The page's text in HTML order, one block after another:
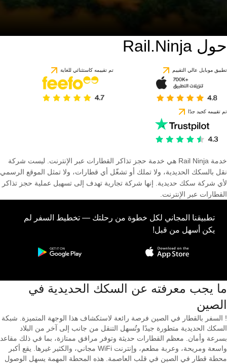
حول Rail.Ninja
تطبيق موبايل عالي التقييم تم تقييمه كاستثنائي للغاية
تم تقييمه كجيد جدًا
خدمة Rail Ninja هي خدمة حجز تذاكر القطارات عبر الإنترنت. ليست شركة
نقل بالسكك الحديدية، ولا تملك أو تشغّل أي قطارات، ولا تمثل الموقع الرسمي
لأي شركة سكك حديدية. إنها شركة تجارية تهدف إلى تسهيل عملية حجز تذاكر
القطارات عبر الإنترنت.
تطبيقنا المجاني لكل خطوة من رحلتك — تخطيط السفر لم
يكن أسهل من قبل!
ما يجب معرفته عن السكك الحديدية في
الصين
! السفر بالقطار في الصين فرصة رائعة لاستكشاف هذا الوجهة المتميزة. شبكة
السكك الحديدية متطورة جيدًا وتُسهل التنقل من جانب إلى آخر من البلاد
بسرعة وأمان. معظم القطارات حديثة وتوفر مرافق ممتازة، بما في ذلك مقاعد
واسعة ومريحة، وعربة مطعم، وإنترنت WiFi مجاني، والكثير غيرها. يقع أكبر
محطة قطار في الصين في قلب العاصمة. هذه المحطة المهمة يسهل الوصول